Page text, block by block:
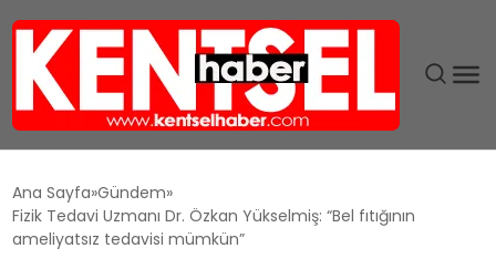
GÜNDEM
Ana Sayfa Gündem
Fizik Tedavi Uzmanı Dr. Özkan Yükselmiş: “Bel fıtığının
ameliyatsız tedavisi mümkün”